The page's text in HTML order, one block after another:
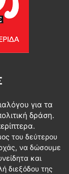
για τα
δράση.
του δεύτερου
να δώσουμε
και
διεξόδου της